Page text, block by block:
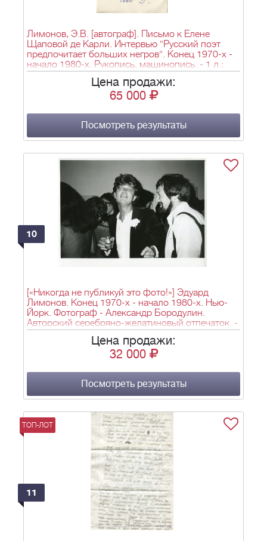
Лимонов, Э.В. [автограф]. Письмо к Елене
Щаповой де Карли. Интервью "Русский поэт
предпочитает больших негров". Конец 1970-х -
начало 1980-х. Рукопись, машинопись. - 1 л.;
19,5х11,5 см.
Цена продажи:
65 000
Посмотреть результаты
10
[«Никогда не публикуй это фото!»] Эдуард
Лимонов. Конец 1970-х - начало 1980-х. Нью-
Йорк. Фотограф - Александр Бородулин.
Авторский серебряно-желатиновый отпечаток. -
1 л.; 18х24 см.
Цена продажи:
32 000
Посмотреть результаты
ТОП-ЛОТ
11